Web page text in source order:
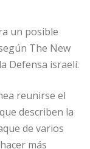
un posible
The New
Defensa israelí.
reunirse el
describen la
de varios
más